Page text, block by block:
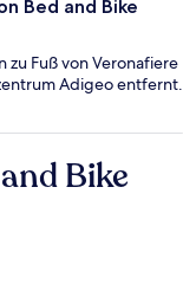
Bed and Bike
zu Fuß von Veronafiere
Adigeo entfernt.
Bike